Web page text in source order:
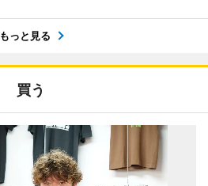
もっと見る
買う